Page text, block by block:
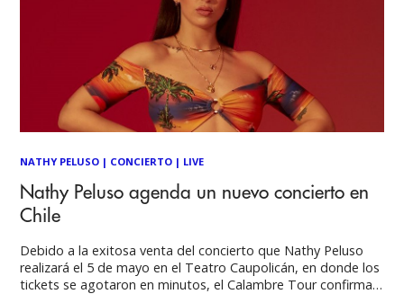
NATHY PELUSO | CONCIERTO | LIVE
Nathy Peluso agenda un nuevo concierto en
Chile
Debido a la exitosa venta del concierto que Nathy Peluso
realizará el 5 de mayo en el Teatro Caupolicán, en donde los
tickets se agotaron en minutos, el Calambre Tour confirma